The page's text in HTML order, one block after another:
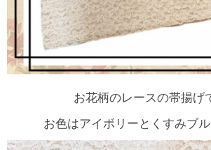
お花柄のレースの帯揚
お色はアイボリーとくすみブ